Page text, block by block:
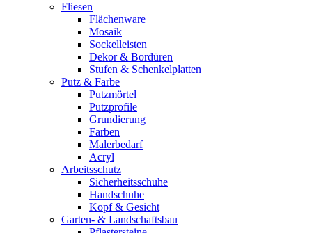
Fliesen
Flächenware
Mosaik
Sockelleisten
Dekor & Bordüren
Stufen & Schenkelplatten
Putz & Farbe
Putzmörtel
Putzprofile
Grundierung
Farben
Malerbedarf
Acryl
Arbeitsschutz
Sicherheitsschuhe
Handschuhe
Kopf & Gesicht
Garten- & Landschaftsbau